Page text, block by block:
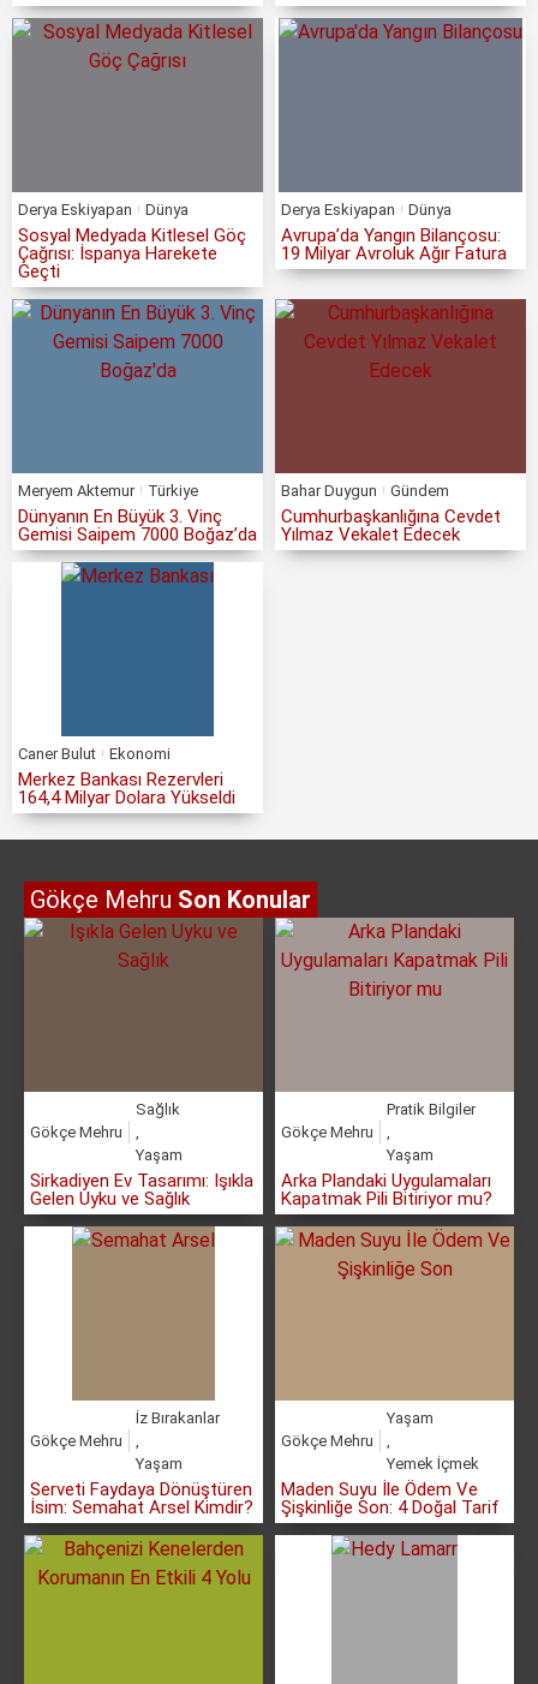
Derya Eskiyapan Dünya
Sosyal Medyada Kitlesel Göç
Çağrısı: İspanya Harekete
Geçti
Derya Eskiyapan Dünya
Avrupa’da Yangın Bilançosu:
19 Milyar Avroluk Ağır Fatura
Meryem Aktemur Türkiye
Dünyanın En Büyük 3. Vinç
Gemisi Saipem 7000 Boğaz’da
Bahar Duygun Gündem
Cumhurbaşkanlığına Cevdet
Yılmaz Vekalet Edecek
Caner Bulut Ekonomi
Merkez Bankası Rezervleri
164,4 Milyar Dolara Yükseldi
Gökçe Mehru Son Konular
Gökçe Mehru
Sağlık
Yaşam
Sirkadiyen Ev Tasarımı: Işıkla
Gelen Uyku ve Sağlık
Gökçe Mehru
Pratik Bilgiler
Yaşam
Arka Plandaki Uygulamaları
Kapatmak Pili Bitiriyor mu?
Gökçe Mehru
İz Bırakanlar
Yaşam
Serveti Faydaya Dönüştüren
İsim: Semahat Arsel Kimdir?
Gökçe Mehru
Yaşam
Yemek İçmek
Maden Suyu İle Ödem Ve
Şişkinliğe Son: 4 Doğal Tarif